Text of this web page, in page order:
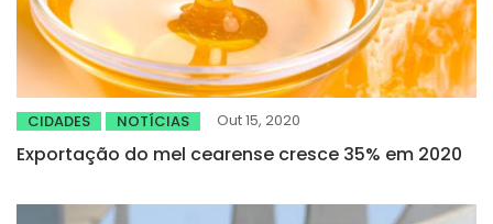
CIDADES NOTÍCIAS Out 15, 2020
Exportação do mel cearense cresce 35% em 2020